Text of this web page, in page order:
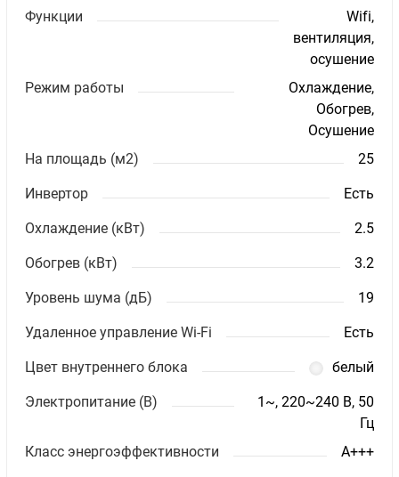
Функции
Wifi,
вентиляция,
осушение
Режим работы
Охлаждение,
Обогрев,
Осушение
На площадь (м2)
25
Инвертор Есть
Охлаждение (кВт) 2.5
Обогрев (кВт) 3.2
Уровень шума (дБ) 19
Удаленное управление Wi-Fi Есть
Цвет внутреннего блока белый
Электропитание (В)
1~, 220~240 В, 50
Гц
Класс энергоэффективности
A+++